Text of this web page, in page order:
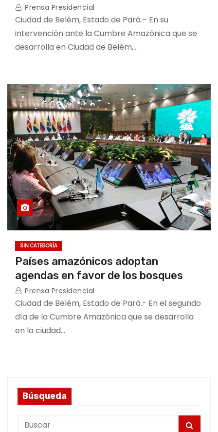
Prensa Presidencial
Ciudad de Belém, Estado de Pará.– En su
intervención ante la Cumbre Amazónica que se
desarrolla en Ciudad de Belém,…
SIN CATEGORÍA
Países amazónicos adoptan
agendas en favor de los bosques
Prensa Presidencial
Ciudad de Belém, Estado de Pará.- En el segundo
día de la Cumbre Amazónica que se desarrolla
en la ciudad…
Búsqueda